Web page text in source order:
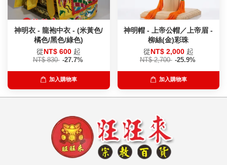
神明衣 - 龍袍中衣 - (米黃色/
橘色/黑色/綠色)
從NT$ 600 起
NT$ 830 -27.7%
加入購物車
神明帽 - 上帝公帽／上帝眉 -
柳絲(金)彩珠
從NT$ 2,000 起
NT$ 2,700 -25.9%
加入購物車